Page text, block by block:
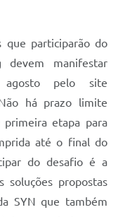
que participarão do
manifestar
pelo site
há prazo limite
primeira etapa para
até o final do
do desafio é a
soluções propostas
SYN que também